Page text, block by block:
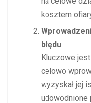
kosztem
błędu
Kluczowe
celowo
wyzyskał jej
udowodnione